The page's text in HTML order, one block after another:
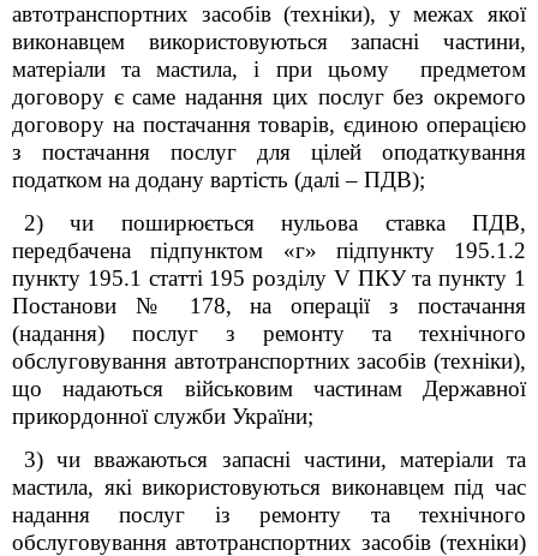
автотранспортних засобів (техніки), у межах якої
виконавцем використовуються запасні частини,
матеріали та мастила, і при цьому предметом
договору є саме надання цих послуг без окремого
договору на постачання товарів, єдиною операцією
з постачання послуг для цілей оподаткування
податком на додану вартість (далі – ПДВ);
2)чи поширюється нульова ставка ПДВ,
передбачена підпунктом «г» підпункту 195.1.2
пункту 195.1 статті 195 розділу V ПКУ та пункту 1
Постанови № 178, на операції з постачання
(надання) послуг з ремонту та технічного
обслуговування автотранспортних засобів (техніки),
що надаються військовим частинам Державної
прикордонної служби України;
3) чи вважаються запасні частини, матеріали та
мастила, які використовуються виконавцем під час
надання послуг із ремонту та технічного
обслуговування автотранспортних засобів (техніки)